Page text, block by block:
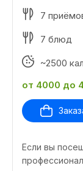
7
7 блюд
~2500
от 4000 до
Если вы